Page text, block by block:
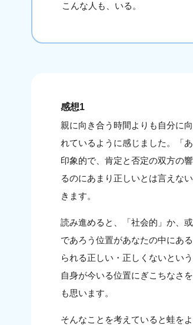
こんな人も、いる。
感想1
親に向き合う時間よりも自分に
れているように感じました。「
印象的で、肯定と否定の双方の
るのにあまり正しいとは言えな
きます。
読み進めると、「社会的」か、
であろう位置があなたの中にあ
られる正しい・正しくないとい
自身が今いる位置にぎこちなさ
も思います。
そんなことを考えていると蛙を